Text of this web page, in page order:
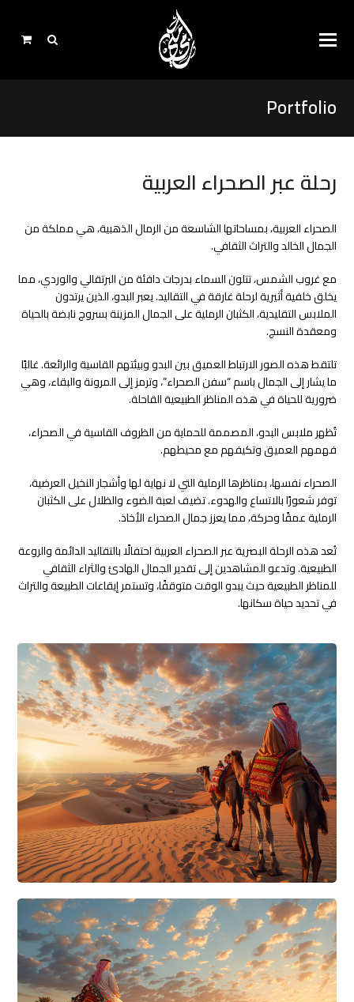
Portfolio
رحلة عبر الصحراء العربية
الصحراء العربية، بمساحاتها الشاسعة من الرمال الذهبية، هي مملكة من
الجمال الخالد والتراث الثقافي.
مع غروب الشمس، تتلون السماء بدرجات دافئة من البرتقالي والوردي، مما
يخلق خلفية أثيرية لرحلة غارقة في التقاليد. يعبر البدو، الذين يرتدون
الملابس التقليدية، الكثبان الرملية على الجمال المزينة بسروج نابضة بالحياة
ومعقدة النسج.
تلتقط هذه الصور الارتباط العميق بين البدو وبيئتهم القاسية والرائعة. غالبًا
ما يشار إلى الجمال باسم “سفن الصحراء”، وترمز إلى المرونة والبقاء، وهي
ضرورية للحياة في هذه المناظر الطبيعية القاحلة.
تُظهر ملابس البدو، المصممة للحماية من الظروف القاسية في الصحراء،
فهمهم العميق وتكيفهم مع محيطهم.
الصحراء نفسها، بمناظرها الرملية التي لا نهاية لها وأشجار النخيل العرضية،
توفر شعورًا بالاتساع والهدوء. تضيف لعبة الضوء والظلال على الكثبان
الرملية عمقًا وحركة، مما يعزز جمال الصحراء الأخاذ.
تُعد هذه الرحلة البصرية عبر الصحراء العربية احتفالًا بالتقاليد الدائمة والروعة
الطبيعية. وتدعو المشاهدين إلى تقدير الجمال الهادئ والثراء الثقافي
للمناظر الطبيعية حيث يبدو الوقت متوقفًا، وتستمر إيقاعات الطبيعة والتراث
في تحديد حياة سكانها.